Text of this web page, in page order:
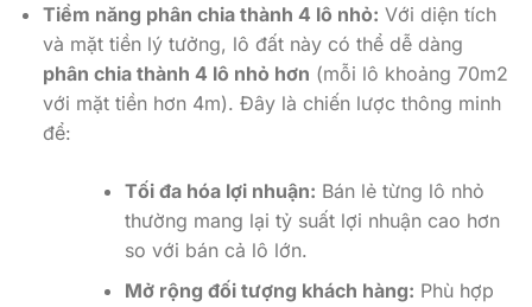
Tiềm năng phân chia thành 4 lô nhỏ: Với diện tích
và mặt tiền lý tưởng, lô đất này có thể dễ dàng
phân chia thành 4 lô nhỏ hơn (mỗi lô khoảng 70m2
với mặt tiền hơn 4m). Đây là chiến lược thông minh
để:
Tối đa hóa lợi nhuận: Bán lẻ từng lô nhỏ
thường mang lại tỷ suất lợi nhuận cao hơn
so với bán cả lô lớn.
Mở rộng đối tượng khách hàng: Phù hợp